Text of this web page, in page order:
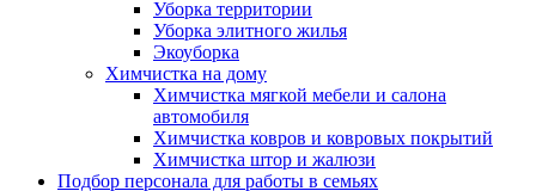
Уборка территории
Уборка элитного жилья
Экоуборка
Химчистка на дому
Химчистка мягкой мебели и салона
автомобиля
Химчистка ковров и ковровых покрытий
Химчистка штор и жалюзи
Подбор персонала для работы в семьях